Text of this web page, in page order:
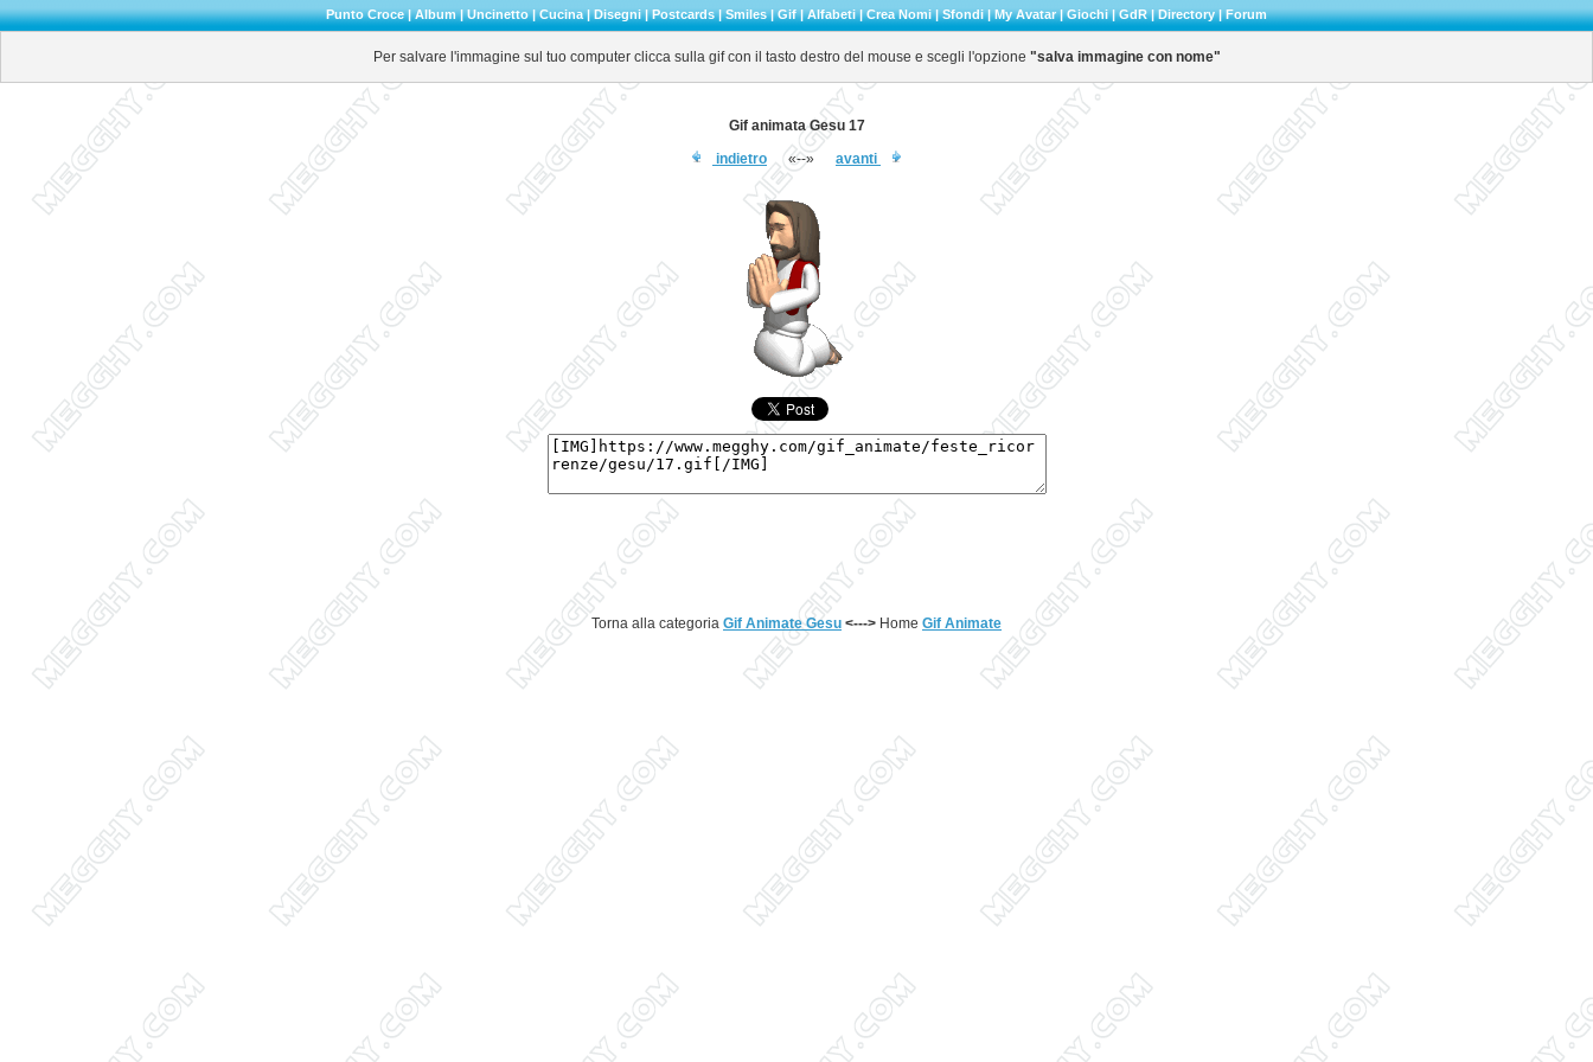
Punto Croce|Album|Uncinetto|Cucina|Disegni|Postcards|Smiles|Gif|Alfabeti|Crea Nomi|Sfondi|My Avatar|Giochi|GdR|Directory|Forum
Per salvare l'immagine sul tuo computer clicca sulla gif con il tasto destro del mouse e scegli l'opzione "salva immagine con nome"
Gif animata Gesu 17
indietro «--» avanti
Torna alla categoria Gif Animate Gesu <---> Home Gif Animate